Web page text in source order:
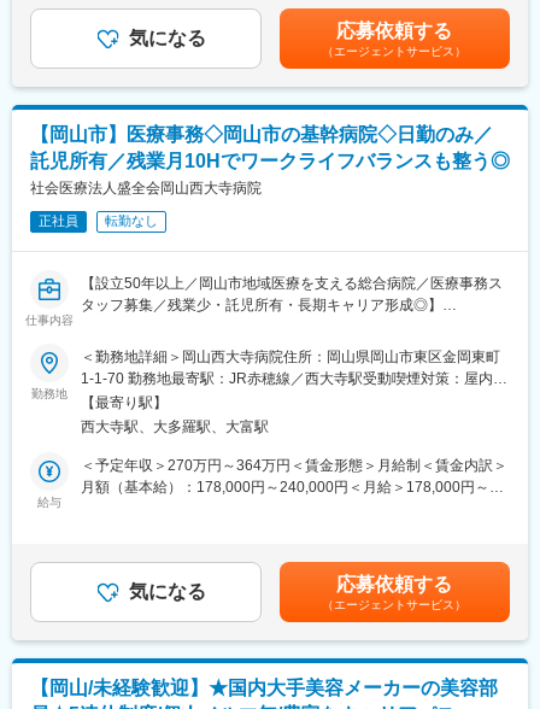
・データ分析に基づく戦略的アプローチ
学研修と先輩社員との同行で、着実に力をつけることができま
す。戦略的な営業活動を通じて、医師との折衝やデータ分析のス
キルも磨かれます。
変更の範囲：会社の定める業務
接聞けることもあります。患者様や医療機関から「ありがとう」
と感謝の言葉をいただけたときの喜びは、ひとしおです。
■午前：
・治験の進捗状況の確認や患者様対応の予定などを、院内の治験
事務局に共有
・来院された患者様の診察や検査に同席し、治験が手順通りに行
われているか、患者様の状態変化が無いかを確認します。
■午後：
・患者様の報告書作成
・治験の参加候補となる患者様をカルテから探す
・医師との打ち合わせ
■基礎研修が充実：
入社後1か月は研修期間となります。ビジネスマナーやPCスキル
研修が入社後研修としてあり、PC慣れしていない方も安心してご
入社いただけます。
現場配属後は、OJTで独り立ちまでサポートその後も定期的なフ
ォローアップ研修や、専門性を高める継続研修、階層別研修など
・ご自宅から1時間程度で通える施設をお任せする予定です。
・スーパーフレックスタイム制を導入しており、社員自身が業務
のスケジュールに合わせて始業、就業時間を決めることができま
す。
・5日間のリフレッシュ休暇制度や、時間単位で取得できる有給休
暇。
CRC手当・休日連絡対応手当■賞与：年2回（6月、12月）／昇
給：年1回（10月）※業績に応じ、決算賞与（秋季賞与）支給の場
合あり（10月）■時間外・休日出勤手当等の割増賃金は別途支給
賃金はあくまでも目安の金額であり、選考を通じて上下する可能
性があります。月給(月額)は固定手当を含めた表記です。
気になる 応募依頼する
（エージェントサービス）
【岡山市】医療事務◇岡山市の基幹病院◇日勤のみ／
託児所有／残業月10Hでワークライフバランスも整う◎
社会医療法人盛全会岡山西大寺病院
正社員 転勤なし
仕事内容
【設立50年以上／岡山市地域医療を支える総合病院／医療事務ス
タッフ募集／残業少・託児所有・長期キャリア形成◎】
■業務概要
当法人は岡山市西大寺地域の基幹病院として、救急から在宅復帰
支援まで幅広い医療サービスを提供しています。今回、患者様が
安心して診療を受けていただけるよう、医療事務スタッフとして
受付や事務業務を担当いただきます。外来・入院双方の患者様や
ご家族への対応をはじめ、診療報酬請求事務（レセプト）など病
院運営の根幹を担う業務です。
・診察や検査、入退院に関する各種事務手続き
・電子カルテや医療システムへのデータ入力
・診療報酬明細書（レセプト）の作成・請求業務
■扱うサービス
勤務地
＜勤務地詳細＞岡山西大寺病院住所：岡山県岡山市東区金岡東町
1-1-70 勤務地最寄駅：JR赤穂線／西大寺駅受動喫煙対策：屋内全
面禁煙変更の範囲：会社の定める事業所
【最寄り駅】
西大寺駅、大多羅駅、大富駅
給与
＜予定年収＞270万円～364万円＜賃金形態＞月給制＜賃金内訳＞
月額（基本給）：178,000円～240,000円＜月給＞178,000円～
気になる 応募依頼する
（エージェントサービス）
【岡山/未経験歓迎】★国内大手美容メーカーの美容部